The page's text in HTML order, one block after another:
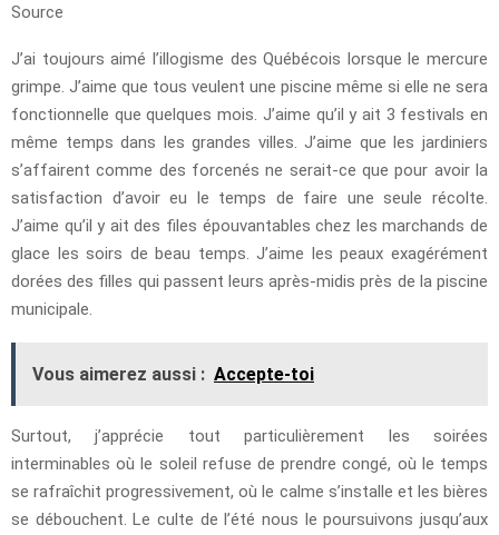
Source
J’ai toujours aimé l’illogisme des Québécois lorsque le mercure
grimpe. J’aime que tous veulent une piscine même si elle ne sera
fonctionnelle que quelques mois. J’aime qu’il y ait 3 festivals en
même temps dans les grandes villes. J’aime que les jardiniers
s’affairent comme des forcenés ne serait-ce que pour avoir la
satisfaction d’avoir eu le temps de faire une seule récolte.
J’aime qu’il y ait des files épouvantables chez les marchands de
glace les soirs de beau temps. J’aime les peaux exagérément
dorées des filles qui passent leurs après-midis près de la piscine
municipale.
Vous aimerez aussi : Accepte-toi
Surtout, j’apprécie tout particulièrement les soirées
interminables où le soleil refuse de prendre congé, où le temps
se rafraîchit progressivement, où le calme s’installe et les bières
se débouchent. Le culte de l’été nous le poursuivons jusqu’aux